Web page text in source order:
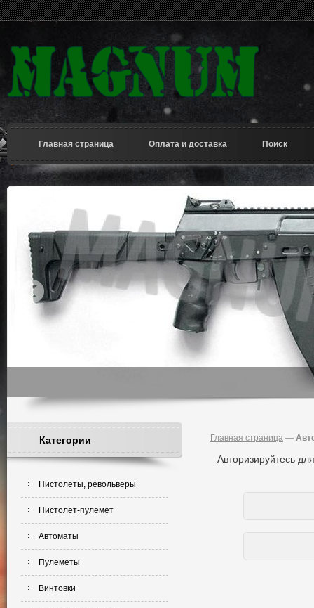
Главная страница Оплата и доставка Поиск
Категории
Пистолеты, револьверы
Пистолет-пулемет
Автоматы
Пулеметы
Винтовки
Главная страница —
Авторизируйтесь